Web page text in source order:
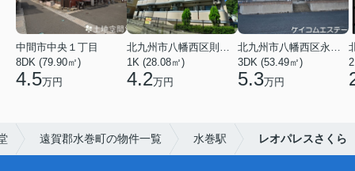
中間市中央１丁目
8DK (79.90㎡)
4.5万円
北九州市八幡西区則松１丁目
1K (28.08㎡)
4.2万円
北九州市八幡西区永犬丸５丁目
3DK (53.49㎡)
5.3万円
遠賀郡水巻町の物件一覧 水巻駅 レオパレスさくら